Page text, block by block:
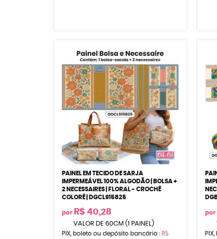
PAINEL EM TECIDO DE SARJA
IMPERMEÁVEL 100% ALGODÃO | BOLSA +
2 NECESSAIRES | FLORAL - CROCHÊ
COLORÊ | DGCL915825
por R$ 40,28
VALOR DE 60CM (1 PAINEL)
PIX, boleto ou depósito bancário : R$
por